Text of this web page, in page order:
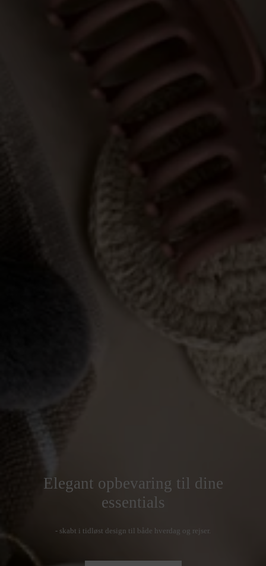
Elegant opbevaring til dine
essentials
- skabt i tidløst design til både hverdag og rejser.